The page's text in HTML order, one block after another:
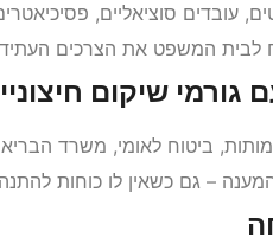
עובדים סוציאליים,
לבית המשפט את הצרכים
שיקום
ביטוח לאומי, משרד
– גם כשאין לו כוחות